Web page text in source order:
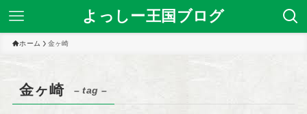
よっしー王国ブログ
ホーム 金ヶ崎
金ヶ崎 – tag –